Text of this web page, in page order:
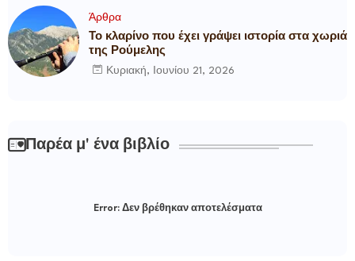
Άρθρα
Το κλαρίνο που έχει γράψει ιστορία στα χωριά
της Ρούμελης
Κυριακή, Ιουνίου 21, 2026
Παρέα μ' ένα βιβλίο
Error:Δεν βρέθηκαν αποτελέσματα